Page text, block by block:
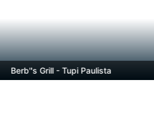
Berb''s Grill - Tupi Paulista